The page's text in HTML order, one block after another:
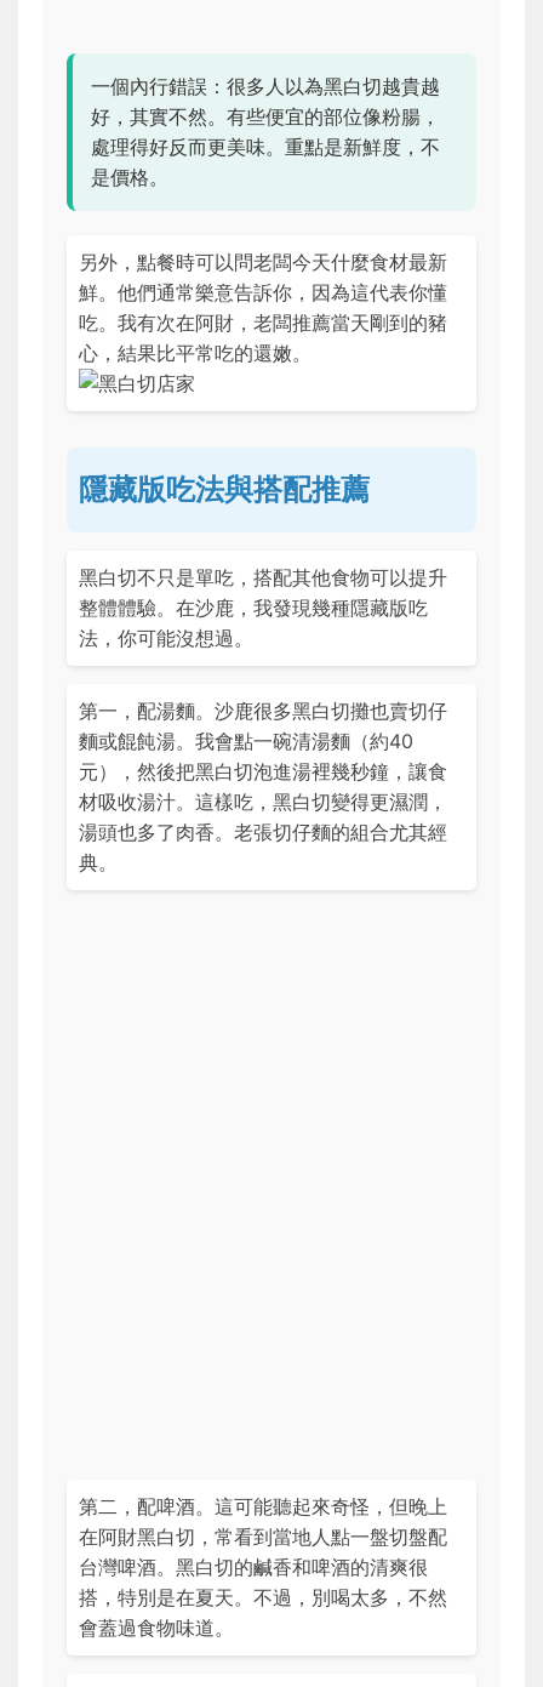
一個內行錯誤：很多人以為黑白切越貴越
好，其實不然。有些便宜的部位像粉腸，
處理得好反而更美味。重點是新鮮度，不
是價格。
另外，點餐時可以問老闆今天什麼食材最新
鮮。他們通常樂意告訴你，因為這代表你懂
吃。我有次在阿財，老闆推薦當天剛到的豬
心，結果比平常吃的還嫩。
隱藏版吃法與搭配推薦
黑白切不只是單吃，搭配其他食物可以提升
整體體驗。在沙鹿，我發現幾種隱藏版吃
法，你可能沒想過。
第一，配湯麵。沙鹿很多黑白切攤也賣切仔
麵或餛飩湯。我會點一碗清湯麵（約40
元），然後把黑白切泡進湯裡幾秒鐘，讓食
材吸收湯汁。這樣吃，黑白切變得更濕潤，
湯頭也多了肉香。老張切仔麵的組合尤其經
典。
第二，配啤酒。這可能聽起來奇怪，但晚上
在阿財黑白切，常看到當地人點一盤切盤配
台灣啤酒。黑白切的鹹香和啤酒的清爽很
搭，特別是在夏天。不過，別喝太多，不然
會蓋過食物味道。